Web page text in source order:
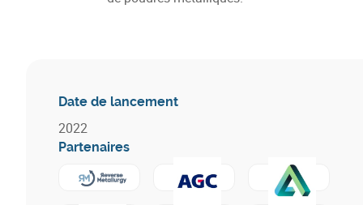
Date de lancement
2022
Partenaires
En savoir plus sur Reverse Metallurgy
En savoir plus sur AGC Glass
En savoir plus sur